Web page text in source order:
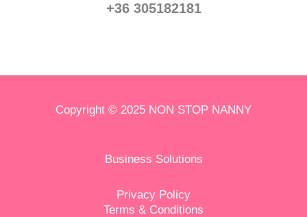
+36 305182181
Copyright © 2025 NON STOP NANNY
Business Solutions
Privacy Policy
Terms & Conditions